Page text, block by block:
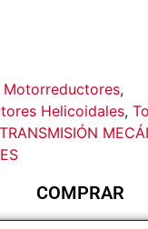
Motorreductores,
Helicoidales,
TRANSMISIÓN
COMPRAR